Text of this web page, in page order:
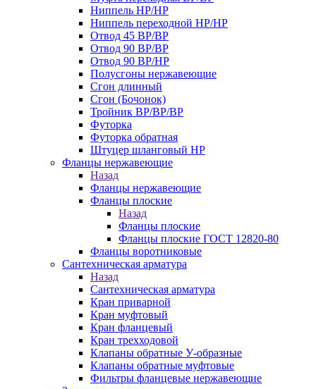
Ниппель НР/НР
Ниппель переходной НР/НР
Отвод 45 ВР/ВР
Отвод 90 ВР/ВР
Отвод 90 ВР/НР
Полусгоны нержавеющие
Сгон длинный
Сгон (Бочонок)
Тройник ВР/ВР/ВР
Футорка
Футорка обратная
Штуцер шланговый НР
Фланцы нержавеющие
Назад
Фланцы нержавеющие
Фланцы плоские
Назад
Фланцы плоские
Фланцы плоские ГОСТ 12820-80
Фланцы воротниковые
Сантехническая арматура
Назад
Сантехническая арматура
Кран приварной
Кран муфтовый
Кран фланцевый
Кран трехходовой
Клапаны обратные У-образные
Клапаны обратные муфтовые
Фильтры фланцевые нержавеющие